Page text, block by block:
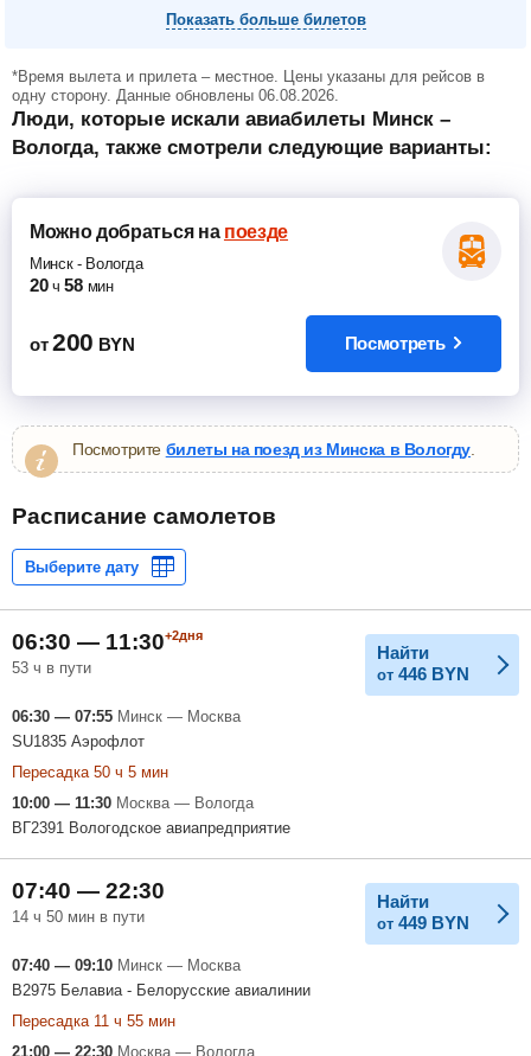
Показать больше билетов
*Время вылета и прилета – местное. Цены указаны для рейсов в
одну сторону. Данные обновлены 06.08.2026.
Люди, которые искали авиабилеты Минск –
Вологда, также смотрели следующие варианты:
Можно добратьсяна поезде
Минск- Вологда
20 ч 58 мин
от 200 BYN Посмотреть
Посмотрите билеты на поезд из Минска в Вологду.
Расписание самолетов
06:30 — 11:30+2дня
53 ч в пути
Найти
от 446 BYN
06:30 — 07:55 Минск — Москва
SU1835 Аэрофлот
Пересадка 50 ч 5 мин
10:00 — 11:30 Москва — Вологда
ВГ2391 Вологодское авиапредприятие
07:40 — 22:30
14 ч 50 мин в пути
Найти
от 449 BYN
07:40 — 09:10 Минск — Москва
B2975 Белавиа - Белорусские авиалинии
Пересадка 11 ч 55 мин
21:00 — 22:30 Москва — Вологда